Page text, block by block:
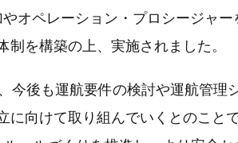
オペレーション・プロシージャー
を構築の上、実施されました。
今後も運航要件の検討や運航管理
に向けて取り組んでいくとのこと